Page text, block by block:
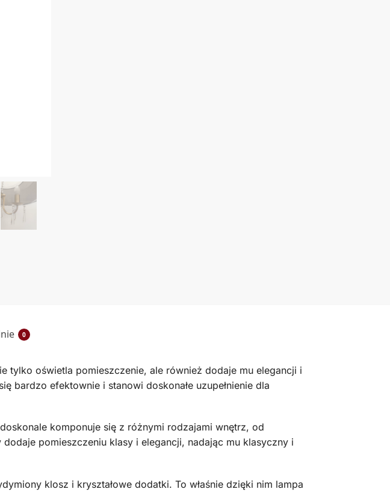
0
tylko oświetla pomieszczenie, ale również dodaje mu elegancji i
bardzo efektownie i stanowi doskonałe uzupełnienie dla
komponuje się z różnymi rodzajami wnętrz, od
pomieszczeniu klasy i elegancji, nadając mu klasyczny i
klosz i kryształowe dodatki. To właśnie dzięki nim lampa